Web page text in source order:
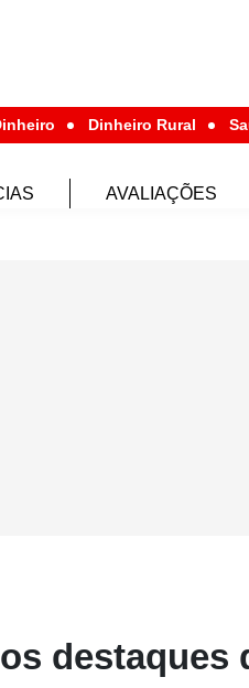
Dinheiro Rural
AVALIAÇÕES
destaques